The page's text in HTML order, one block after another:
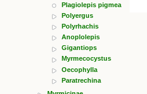
Plagiolepis pigmea
Polyergus
Polyrhachis
Anoplolepis
Gigantiops
Myrmecocystus
Oecophylla
Paratrechina